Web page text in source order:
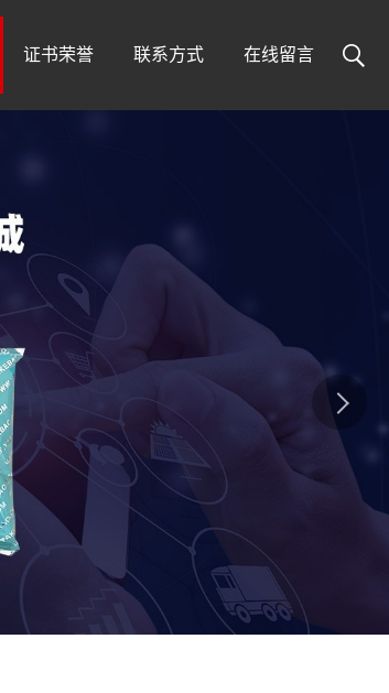
证书荣誉 联系方式 在线留言